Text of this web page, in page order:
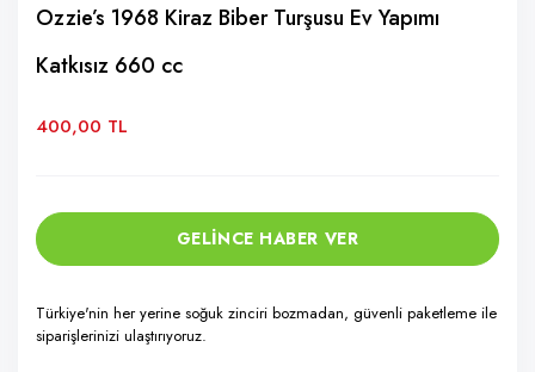
Ozzie’s 1968 Kiraz Biber Turşusu Ev Yapımı
Katkısız 660 cc
400,00 TL
GELİNCE HABER VER
Türkiye'nin her yerine soğuk zinciri bozmadan, güvenli paketleme ile
siparişlerinizi ulaştırıyoruz.